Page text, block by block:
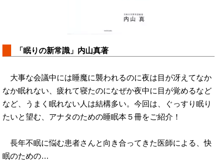
「眠りの新常識」内山真著
大事な会議中には睡魔に襲われるのに夜は目が冴えてなか
なか眠れない、疲れて寝たのになぜか夜中に目が覚めるなど
など、うまく眠れない人は結構多い。今回は、ぐっすり眠り
たいと望む、アナタのための睡眠本５冊をご紹介！
長年不眠に悩む患者さんと向き合ってきた医師による、快
眠のための…